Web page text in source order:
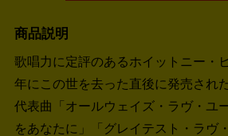
商品説明
歌唱力に定評のあるホイットニー・
年にこの世を去った直後に発売され
代表曲「オールウェイズ・ラヴ・ユ
をあなたに」「グレイテスト・ラヴ